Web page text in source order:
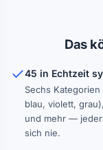
Das
45 in Echtzeit
Sechs
blau, violett,
und mehr —
sich nie.